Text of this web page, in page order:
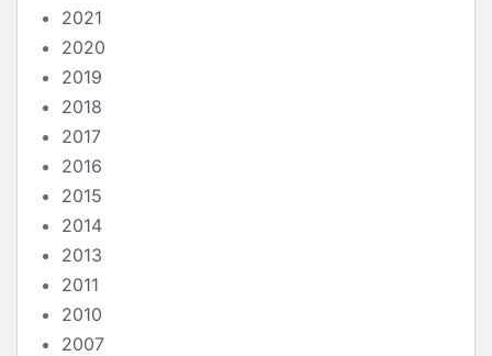
2021
2020
2019
2018
2017
2016
2015
2014
2013
2011
2010
2007